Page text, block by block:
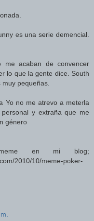
es una serie demencial.
acaban de convencer
lo que la gente dice. South
pequeñas.
Yo no me atrevo a meterla
y extraña que me
género
en mi blog;
2010/10/meme-poker-